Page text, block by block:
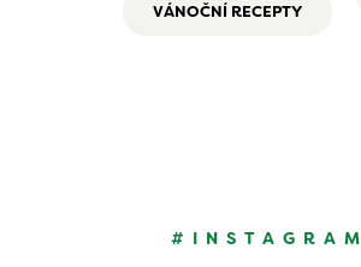
VÁNOČNÍ RECEPTY
#INSTAGRAM